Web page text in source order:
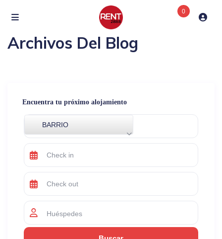
0
Archivos Del Blog
Encuentra tu próximo alojamiento
BARRIO
Huéspedes